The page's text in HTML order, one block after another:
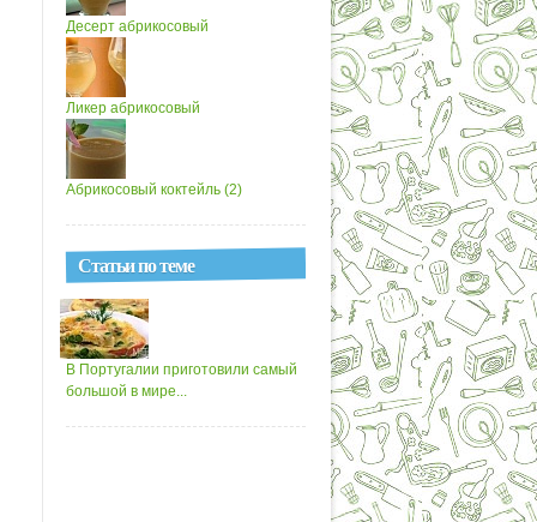
Десерт абрикосовый
Ликер абрикосовый
Абрикосовый коктейль (2)
Статьи по теме
В Португалии приготовили самый
большой в мире...